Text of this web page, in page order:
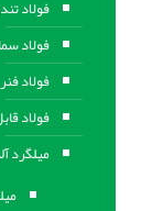
فولاد
فولاد
فولاد فنر
فولاد
ميلگرد